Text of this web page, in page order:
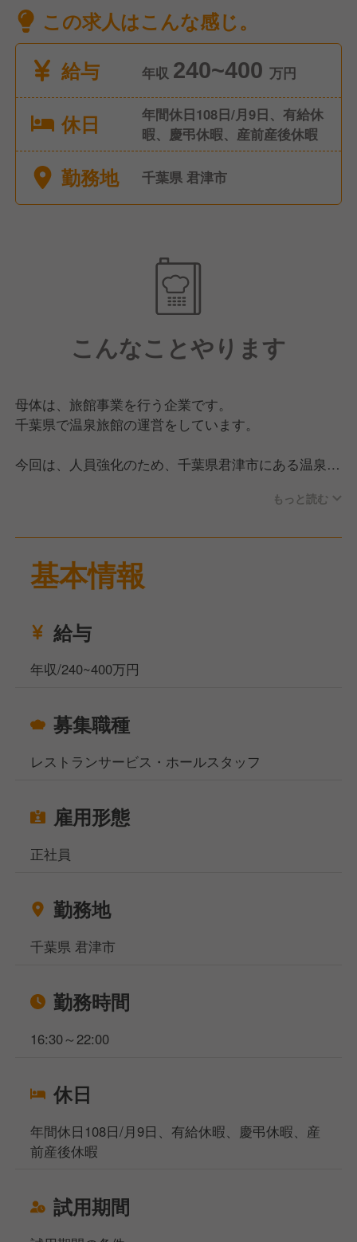
この求人はこんな感じ。
給与
年収 240~400 万円
休日
年間休日108日/月9日、有給休
暇、慶弔休暇、産前産後休暇
勤務地 千葉県 君津市
こんなことやります
母体は、旅館事業を行う企業です。
千葉県で温泉旅館の運営をしています。
今回は、人員強化のため、千葉県君津市にある温泉旅
都心からも近く、ファミリーに人気のある天然温泉旅
業務内容は、お客様のお出迎え・お見送り 、ご案内
、料理や飲み物の配膳、備品補充などです。
接客が好きで、元気な方を歓迎します。
きます。
福利厚生として、社内研修制度、独立起業推進、社宅
勤務時間は16:30～22:00なので、副業も可能です。
ます。
当社サイト、フーズラボ・エージェントですがこのほ
地元で働きたい方、都心部で働きたいけど引っ越しの
ご相談ください！
相談窓口事務所は東京と大阪、名古屋になりますが、
WEB面談も実施しており、飲食専門の転職・就職の
もっと読む
基本情報
給与
年収/240~400万円
募集職種
レストランサービス・ホールスタッフ
雇用形態
正社員
勤務地
千葉県 君津市
勤務時間
16:30～22:00
休日
年間休日108日/月9日、有給休暇、慶弔休暇、産
前産後休暇
試用期間